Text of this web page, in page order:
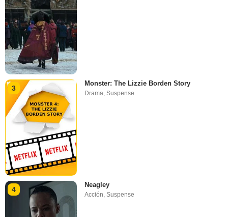
3
Monster: The Lizzie Borden Story
Drama,Suspense
4
Neagley
Acción ,Suspense